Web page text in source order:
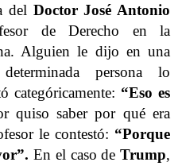
del Doctor José Antonio
de Derecho en la
Alguien le dijo en una
persona lo
categóricamente: “Eso es
quiso saber por qué era
le contestó: “Porque
En el caso de Trump,